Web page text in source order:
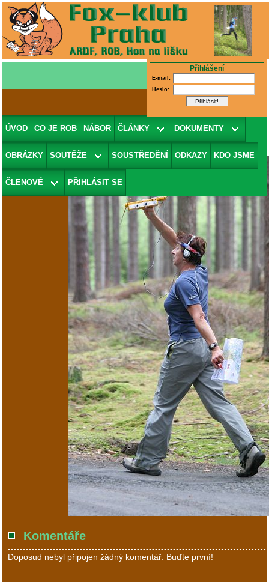
Přihlášení
E-mail:
Heslo:
ÚVOD CO JE ROB NÁBOR ČLÁNKY DOKUMENTY
OBRÁZKY SOUTĚŽE SOUSTŘEDĚNÍ ODKAZY KDO JSME
ČLENOVÉ PŘIHLÁSIT SE
Fotografie 5/34 (v galeriiPP2006 -
Sobotní fotky od Nečíka)
Komentáře
Doposud nebyl připojen žádný komentář. Buďte první!